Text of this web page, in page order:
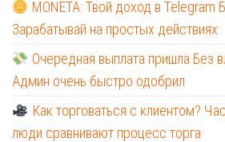
MONETA: Твой доход в Telegram
Зарабатывай на простых действиях:
Очередная выплата пришла Без
Админ очень быстро одобрил
Как торговаться с клиентом?
люди сравнивают процесс торга